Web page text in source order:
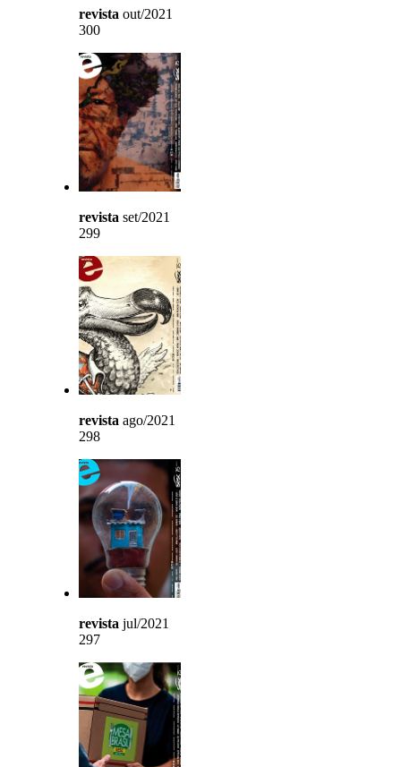
revista out/2021
300
revista set/2021
299
revista ago/2021
298
revista jul/2021
297